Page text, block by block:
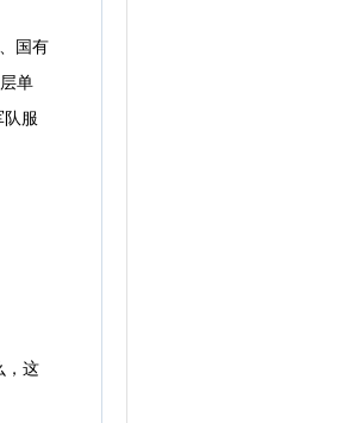
国有
单
队服
，这